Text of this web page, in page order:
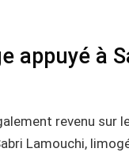
appuyé à
revenu sur
Lamouchi,